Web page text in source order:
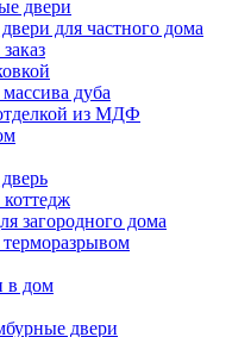
двери
для частного дома
дуба
из МДФ
загородного дома
в дом
двери